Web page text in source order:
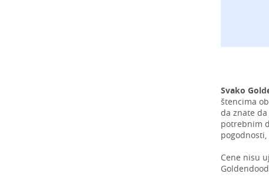
Svako
štencima
da znate
potrebnim
Cene nisu